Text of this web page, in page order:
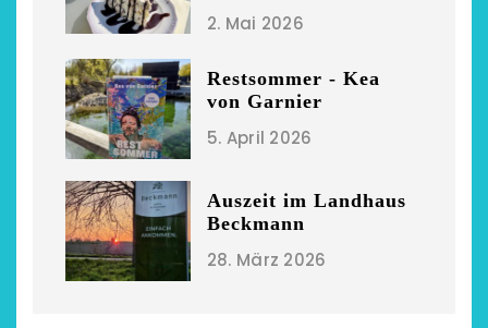
2. Mai 2026
Restsommer - Kea
von Garnier
5. April 2026
Auszeit im Landhaus
Beckmann
28. März 2026